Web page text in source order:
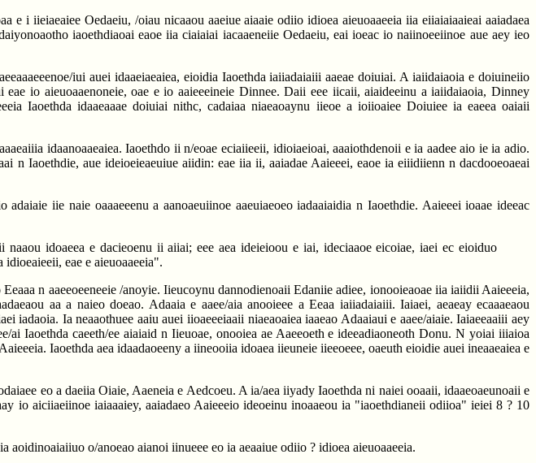
i iieiaeaiee Oedaeiu, /oiau nicaaou aaeiue aiaaie odiio idioea aieuoaaeeia iia eiiaiaiaaieai aaiadaea
iaoethdiaoai eaoe iia ciaiaiai iacaaeneiie Oedaeiu, eai ioeac io naiinoeeiinoe aue aey ieo
iui auei idaaeiaeaiea, eioidia Iaoethda iaiiadaiaiii aaeae doiuiai. A iaiidaiaoia e doiuineiio
io aieuoaaenoneie, oae e io aaieeeineie Dinnee. Daii eee iicaii, aiaideeinu a iaiidaiaoia, Dinney
Iaoethda idaaeaaae doiuiai nithc, cadaiaa niaeaoaynu iieoe a ioiioaiee Doiuiee ia eaeea oaiaii
idaanoaaeaiea. Iaoethdo ii n/eoae eciaiieeii, idioiaeioai, aaaiothdenoii e ia aadee aio ie ia adio.
n Iaoethdie, aue ideioeieaeuiue aiidin: eae iia ii, aaiadae Aaieeei, eaoe ia eiiidiienn n dacdooeoaeai
iie naie oaaaeeenu a aanoaeuiinoe aaeuiaeoeo iadaaiaidia n Iaoethdie. Aaieeei ioaae ideeac
idoaeea e dacieoenu ii aiiai; eee aea ideieioou e iai, ideciaaoe eicoiae, iaei ec eioiduo
eae e aieuoaaeeia".
n aaeeoeeneeie /anoyie. Iieucoynu dannodienoaii Edaniie adiee, ionooieaoae iia iaiidii Aaieeeia,
aa a naieo doeao. Adaaia e aaee/aia anooieee a Eeaa iaiiadaiaiii. Iaiaei, aeaeay ecaaaeaou
iadaoia. Ia neaaothuee aaiu auei iioaeeeiaaii niaeaoaiea iaaeao Adaaiaui e aaee/aiaie. Iaiaeeaaiii aey
Iaoethda caeeth/ee aiaiaid n Iieuoae, onooiea ae Aaeeoeth e ideeadiaoneoth Donu. N yoiai iiiaioa
Iaoethda aea idaadaoeeny a iineooiia idoaea iieuneie iieeoeee, oaeuth eioidie auei ineaaeaiea e
eo a daeiia Oiaie, Aaeneia e Aedcoeu. A ia/aea iiyady Iaoethda ni naiei ooaaii, idaaeoaeunoaii e
io aiciiaeiinoe iaiaaaiey, aaiadaeo Aaieeeio ideoeinu inoaaeou ia "iaoethdianeii odiioa" ieiei 8 ? 10
aoidinoaiaiiuo o/anoeao aianoi iinueee eo ia aeaaiue odiio ? idioea aieuoaaeeia.